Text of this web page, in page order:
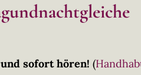
sofort hören! (